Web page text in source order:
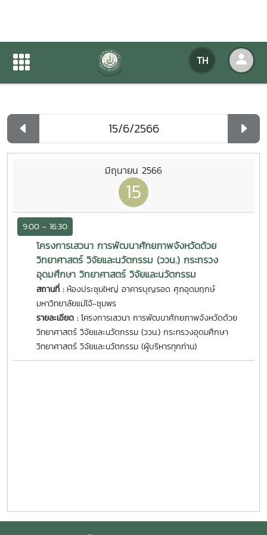
TH
ปฏิทินกิจกรรมของหน่วยงาน
ปฏิทินกิจกรรมของหน่วยงาน
มิถุนายน 2566
15
9:00 - 16:30
โครงการเสวนา การพัฒนาศักยภาพจังหวัดด้วย
วิทยาศาสตร์ วิจัยและนวัตกรรม (ววน.) กระทรวง
อุดมศึกษา วิทยาศาสตร์ วิจัยและนวัตกรรม
สถานที่ : ห้องประชุมใหญ่ อาคารบุญรอด ศุภอุดมฤกษ์
มหาวิทยาลัยแม่โจ้-ชุมพร
รายละเอียด :โครงการเสวนา การพัฒนาศักยภาพจังหวัดด้วย
วิทยาศาสตร์ วิจัยและนวัตกรรม (ววน.) กระทรวงอุดมศึกษา
วิทยาศาสตร์ วิจัยและนวัตกรรม (ผู้บริหารทุกท่าน)